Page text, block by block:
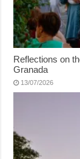
Reflections on
Granada
13/07/2026